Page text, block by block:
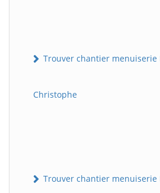
Trouver chantier menuiserie
Christophe
Trouver chantier menuiserie